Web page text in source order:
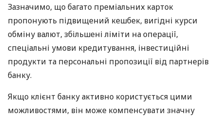
Зазначимо, що багато преміальних карток
пропонують підвищений кешбек, вигідні курси
обміну валют, збільшені ліміти на операції,
спеціальні умови кредитування, інвестиційні
продукти та персональні пропозиції від партнерів
банку.
Якщо клієнт банку активно користується цими
можливостями, він може компенсувати значну